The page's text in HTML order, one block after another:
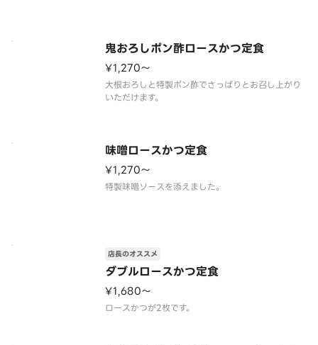
鬼おろしポン酢ロースかつ定食
¥1,270〜
大根おろしと特製ポン酢でさっぱりとお召し上がり
いただけます。
味噌ロースかつ定食
¥1,270〜
特製味噌ソースを添えました。
ダブルロースかつ定食
店長のオススメ
¥1,680〜
ロースかつが2枚です。